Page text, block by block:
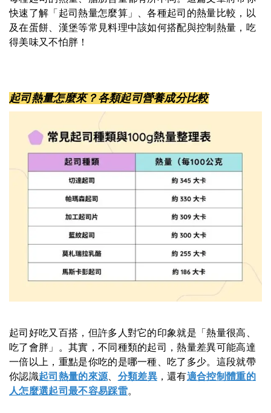
快速了解「起司熱量怎麼算」、各種起司的熱量比較，以
及在蛋餅、漢堡等常見料理中該如何搭配與控制熱量，吃
得美味又不怕胖！
起司熱量怎麼來？各類起司營養成分比較
起司好吃又百搭，但許多人對它的印象就是「熱量很高、
吃了會胖」。其實，不同種類的起司，熱量差異可能高達
一倍以上，重點是你吃的是哪一種、吃了多少。這段就帶
你認識起司熱量的來源 分類差異，還有適合控制體重的
人怎麼選起司最不容易踩雷。